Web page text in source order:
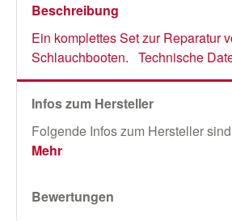
Beschreibung
Ein komplettes Set zur Reparatur
Schlauchbooten. Technische
Infos zum Hersteller
Folgende Infos zum Hersteller
Mehr
Bewertungen